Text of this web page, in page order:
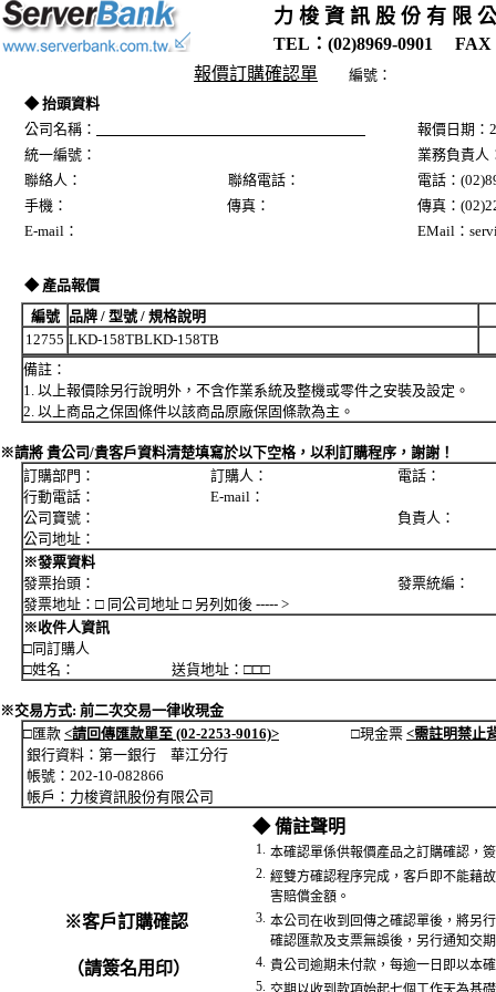
力 梭 資 訊 股 份 有 限
TEL：(02)8969-0901 FAX
報價訂購確認單
編號：
◆ 抬頭資料
公司名稱：
報價日期
統一編號：
業務負責人
聯絡人： 聯絡電話：
電話：
手機： 傳真：
傳真：
E-mail：
EMail：
◆ 產品報價
編號
品牌 / 型號 / 規格說明
12755 LKD-158TBLKD-158TB
備註：
1. 以上報價除另行說明外，不含作業系統及整機或零件之安裝及設定。
2. 以上商品之保固條件以該商品原廠保固條款為主。
※請將 貴公司/貴客戶資料清楚填寫於以下空格，以利訂購程序，謝謝！
訂購部門： 訂購人： 電話：
行動電話： E-mail：
公司寶號： 負責人：
公司地址：
※發票資料
發票抬頭： 發票統編：
發票地址：□ 同公司地址 □ 另列如後 ----- >
※收件人資訊
□同訂購人
□姓名： 送貨地址：□□□
※交易方式: 前二次交易一律收現金
□匯款 <請回傳匯款單至 (02-2253-9016)> □現金票 <需註明禁止
銀行資料：第一銀行 華江分行
帳號：202-10-082866
帳戶：力梭資訊股份有限公司
※客戶訂購確認
（請簽名用印）
◆ 備註聲明
1. 本確認單係供報價產品之訂購確認，
2. 經雙方確認程序完成，客戶即不能藉
害賠償金額。
3. 本公司在收到回傳之確認單後，將另
確認匯款及支票無誤後，另行通知交
4. 貴公司逾期未付款，每逾一日即以本
5.